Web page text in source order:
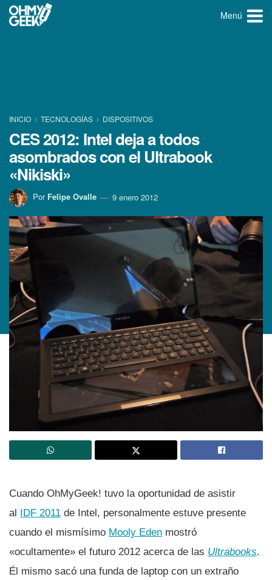
Menú
INICIO TECNOLOGÍ­AS DISPOSITIVOS
CES 2012: Intel deja a todos
asombrados con el Ultrabook
«Nikiski»
Por Felipe Ovalle 9 enero 2012
Cuando OhMyGeek! tuvo la oportunidad de asistir
al
IDF 2011 de Intel, personalmente estuve presente
cuando el mismí­simo Mooly Eden mostró
«ocultamente» el futuro 2012 acerca de las Ultrabooks.
Él mismo sacó una funda de laptop con un extraño